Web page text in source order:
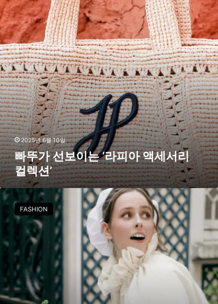
선
보
이
는
‘
라
피
아
액
세
서
리
컬
렉
션
’
2025년 6월 10일
빠뚜가 선보이는 ‘라피아 액세서리
컬렉션’
빠
A
’
FASHION